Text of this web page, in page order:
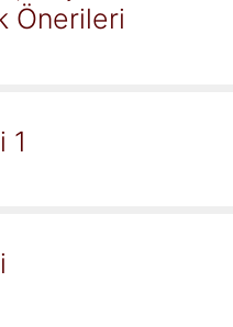
Önerileri
1